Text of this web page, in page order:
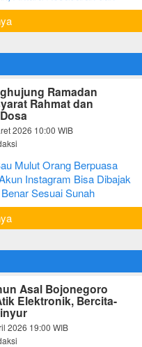
Ramadan
Rahmat dan
2026 10:00 WIB
Mulut Orang Berpuasa
Instagram Bisa Dibajak
Sesuai Sunah
Asal Bojonegoro
Elektronik, Bercita-
2026 19:00 WIB